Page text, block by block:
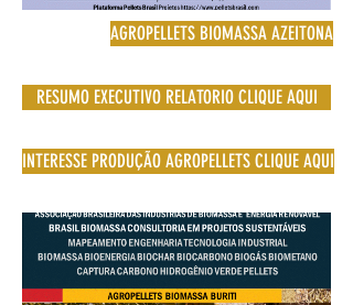
AGROPELLETS BIOMASSA AZEITONA
RESUMO EXECUTIVO RELATORIO CLIQUE AQUI
INTERESSE PRODUÇÃO AGROPELLETS CLIQUE AQUI